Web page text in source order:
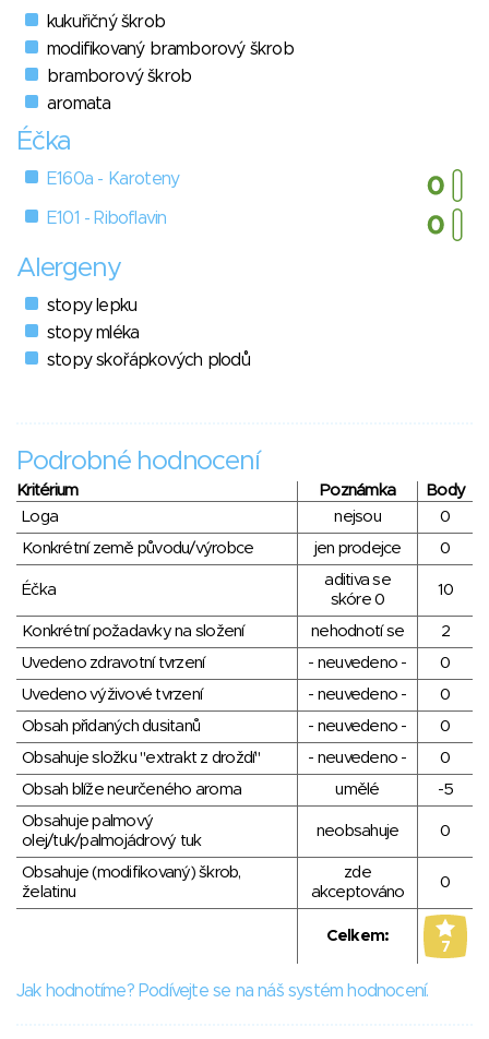
kukuřičný škrob
modifikovaný bramborový škrob
bramborový škrob
aromata
Éčka
E160a - Karoteny
E101 - Riboflavin
Alergeny
stopy lepku
stopy mléka
stopy skořápkových plodů
Podrobné hodnocení
Kritérium Poznámka
Body
Loga
nejsou
0
Konkrétní země původu/výrobce
jen prodejce 0
Éčka
aditiva se
skóre 0
10
Konkrétní požadavky na složení nehodnotí se
2
Uvedeno zdravotní tvrzení
- neuvedeno -
0
Uvedeno výživové tvrzení
- neuvedeno -
0
Obsah přidaných dusitanů
- neuvedeno -
0
Obsahuje složku "extrakt z droždí"
- neuvedeno -
0
Obsah blíže neurčeného aroma
umělé
-5
Obsahuje palmový
olej/tuk/palmojádrový tuk
neobsahuje 0
Obsahuje (modifikovaný) škrob,
želatinu
zde
akceptováno
0
Celkem:
7
Jak hodnotíme? Podívejte se na náš systém hodnocení.